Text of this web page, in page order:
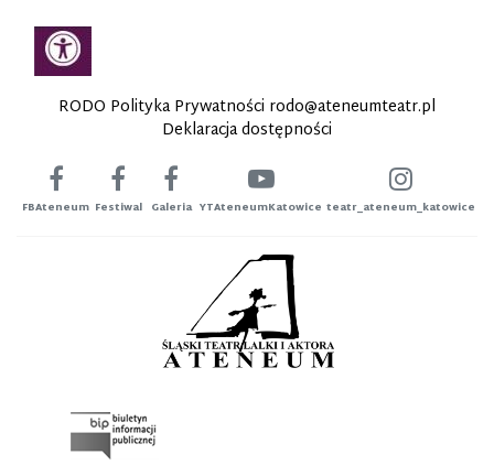
RODO Polityka Prywatności rodo@ateneumteatr.pl
Deklaracja dostępności
FBAteneum Festiwal Galeria YTAteneumKatowice teatr_ateneum_katowice